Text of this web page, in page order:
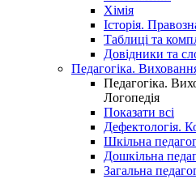
Хімія
Історія.
Таблиці та
Довідники та
Педагогіка.
Педагогіка.
Логопедія
Показати всі
Дефектологія.
Шкільна
Дошкільна
Загальна